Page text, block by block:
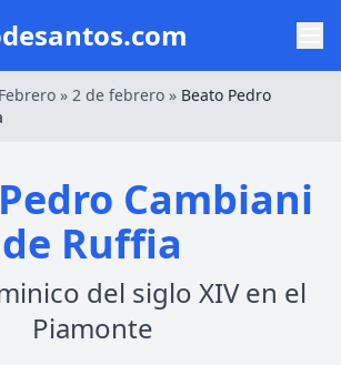
Febrero » 2 de febrero » Beato Pedro
Cambiani
de Ruffia
del siglo XIV en el
Piamonte